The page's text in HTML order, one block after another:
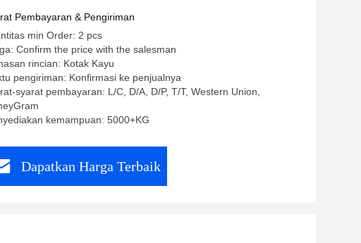
Pembayaran & Pengiriman
min Order: 2 pcs
Confirm the price with the salesman
rincian: Kotak Kayu
pengiriman: Konfirmasi ke penjualnya
syarat pembayaran: L/C, D/A, D/P, T/T, Western Union,
kemampuan: 5000+KG
Dapatkan Harga Terbaik